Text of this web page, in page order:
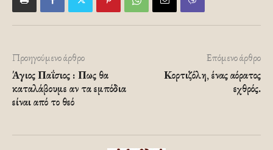
Προηγούμενο άρθρο
Άγιος Παΐσιος : Πως θα
καταλάβουμε αν τα εμπόδια
είναι από το θεό
Επόμενο άρθρο
Κορτιζόλη, ένας αόρατος
εχθρός.